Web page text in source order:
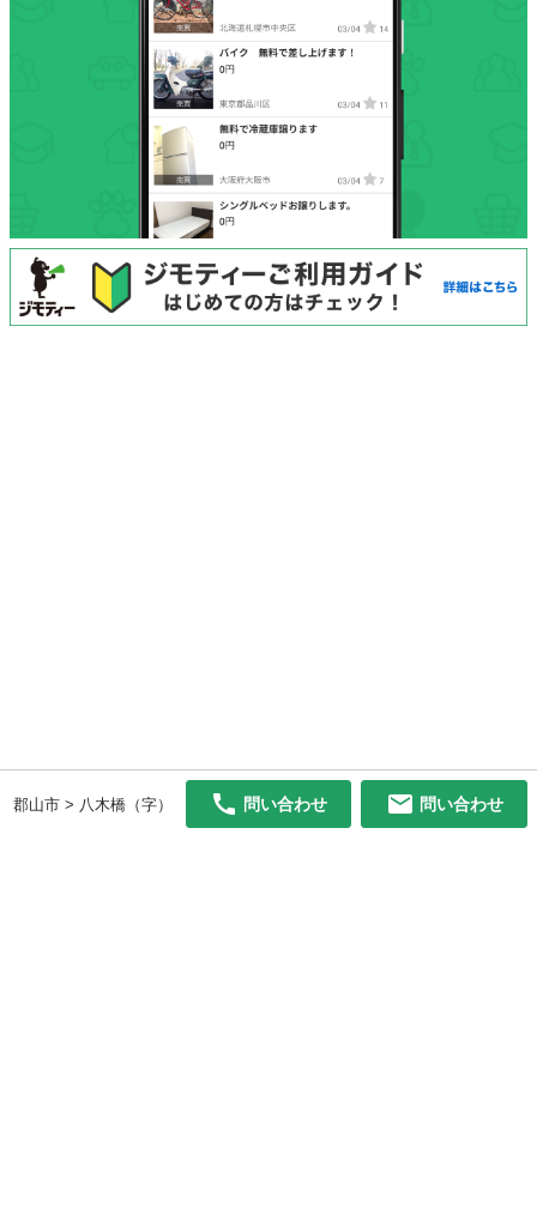
郡山市 > 八木橋（字） 問い合わせ 問い合わせ